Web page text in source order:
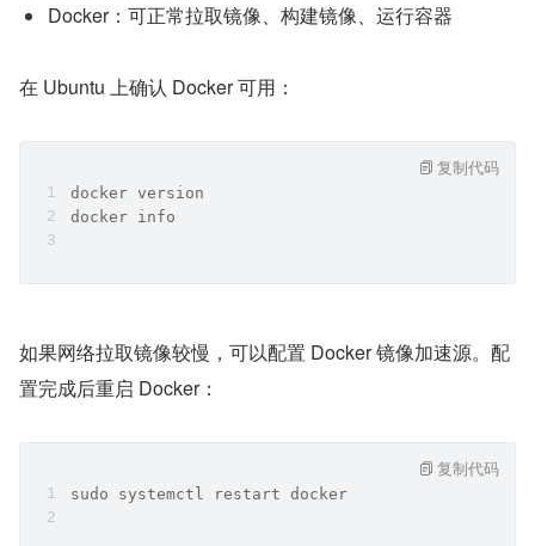
Docker：可正常拉取镜像、构建镜像、运行容器
在 Ubuntu 上确认 Docker 可用：
docker version
docker info
复制代码
如果网络拉取镜像较慢，可以配置 Docker 镜像加速源。配
置完成后重启 Docker：
sudo systemctl restart docker
复制代码